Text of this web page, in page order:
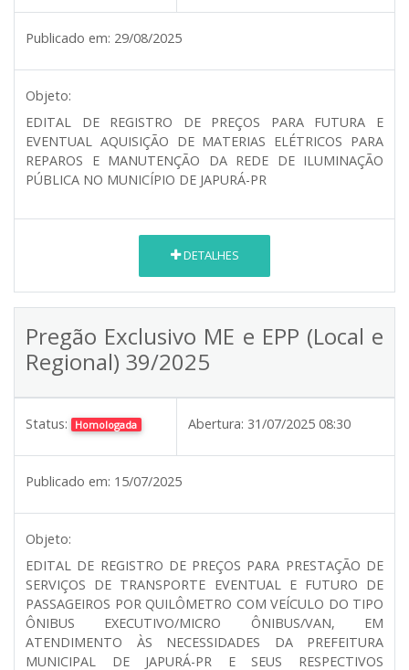
Publicado em: 29/08/2025
Objeto:
EDITAL DE REGISTRO DE PREÇOS PARA FUTURA E
EVENTUAL AQUISIÇÃO DE MATERIAS ELÉTRICOS PARA
REPAROS E MANUTENÇÃO DA REDE DE ILUMINAÇÃO
PÚBLICA NO MUNICÍPIO DE JAPURÁ-PR
DETALHES
Pregão Exclusivo ME e EPP (Local e
Regional) 39/2025
Status: Homologada Abertura: 31/07/2025 08:30
Publicado em: 15/07/2025
Objeto:
EDITAL DE REGISTRO DE PREÇOS PARA PRESTAÇÃO DE
SERVIÇOS DE TRANSPORTE EVENTUAL E FUTURO DE
PASSAGEIROS POR QUILÔMETRO COM VEÍCULO DO TIPO
ÔNIBUS EXECUTIVO/MICRO ÔNIBUS/VAN, EM
ATENDIMENTO ÀS NECESSIDADES DA PREFEITURA
MUNICIPAL DE JAPURÁ-PR E SEUS RESPECTIVOS